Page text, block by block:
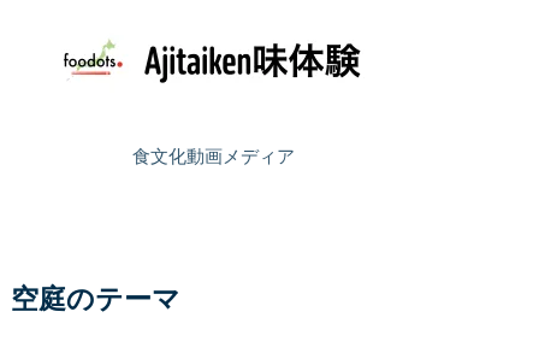
食文化動画メディア
空庭のテーマ